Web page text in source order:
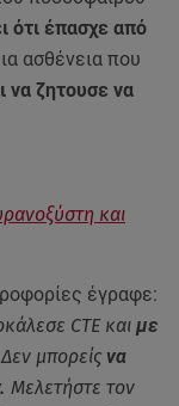
ότι έπασχε από
ασθένεια που
να ζητουσε να
και
έγραφε:
CTE και με
Δεν μπορείς να
Μελετήστε τον